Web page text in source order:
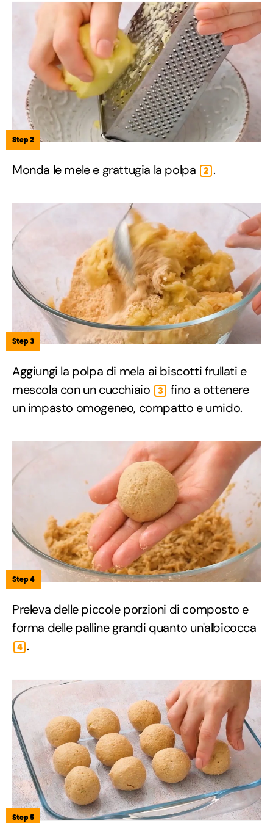
Step 2
Monda le mele e grattugia la polpa 2 .
Step 3
Aggiungi la polpa di mela ai biscotti frullati e
mescola con un cucchiaio
3
fino a ottenere
un impasto omogeneo, compatto e umido.
Step 4
Preleva delle piccole porzioni di composto e
forma delle palline grandi quanto un'albicocca
4 .
Step 5